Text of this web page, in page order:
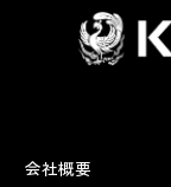
会社概要